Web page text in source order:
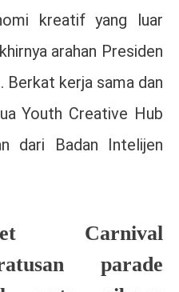
kreatif yang luar
arahan Presiden
kerja sama dan
Youth Creative Hub
dari Badan Intelijen
Carnival
parade